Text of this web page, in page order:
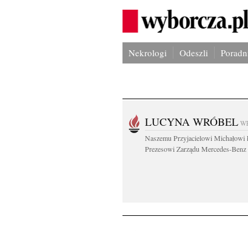
Nekrologi Odeszli
LUCYNA WRÓBEL
Naszemu Przyjacielowi Michałowi
Prezesowi Zarządu Mercedes-